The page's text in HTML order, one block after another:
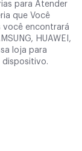
para Atender
que Você
você encontrará
HUAWEI,
loja para
dispositivo.